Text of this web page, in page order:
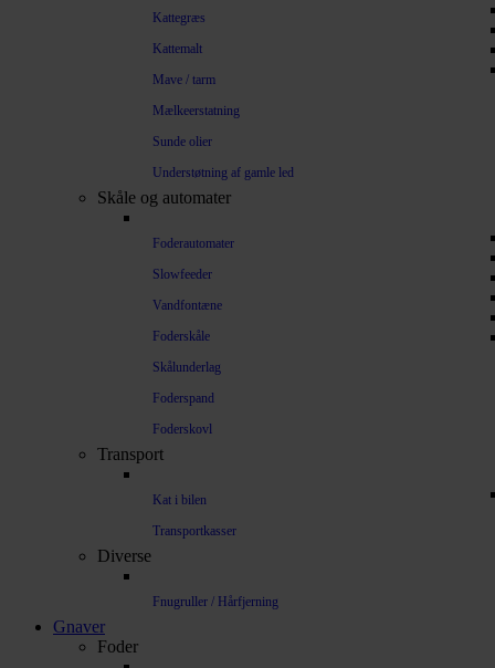
Kattegræs
Kattemalt
Mave / tarm
Mælkeerstatning
Sunde olier
Understøtning af gamle led
Skåle og automater
Foderautomater
Slowfeeder
Vandfontæne
Foderskåle
Skålunderlag
Foderspand
Foderskovl
Transport
Kat i bilen
Transportkasser
Diverse
Fnugruller / Hårfjerning
Gnaver
Foder